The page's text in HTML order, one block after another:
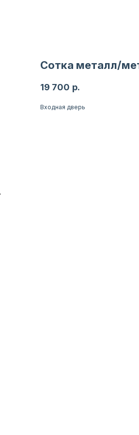
Сотка металл/
19 700 р.
Входная дверь